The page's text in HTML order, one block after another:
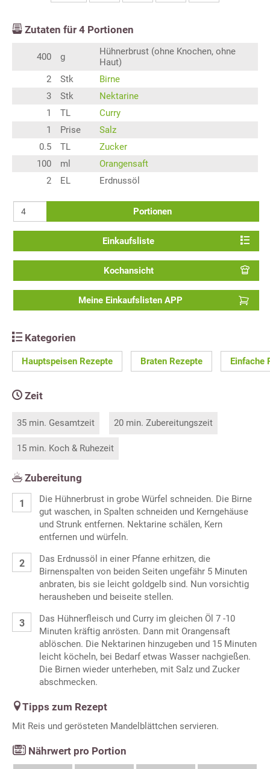
Zutaten für 4 Portionen
400 g
Hühnerbrust (ohne Knochen, ohne
Haut)
2
Stk
Birne
3
Stk
Nektarine
1
TL
Curry
1
Prise
Salz
0.5
TL
Zucker
100
ml
Orangensaft
2
EL Erdnussöl
Portionen
Einkaufsliste
Kochansicht
Meine Einkaufslisten APP
Kategorien
Hauptspeisen Rezepte Braten Rezepte Einfache
Zeit
35 min. Gesamtzeit 20 min. Zubereitungszeit
15 min. Koch & Ruhezeit
Zubereitung
Die Hühnerbrust in grobe Würfel schneiden. Die Birne
gut waschen, in Spalten schneiden und Kerngehäuse
und Strunk entfernen. Nektarine schälen, Kern
entfernen und würfeln.
Das Erdnussöl in einer Pfanne erhitzen, die
Birnenspalten von beiden Seiten ungefähr 5 Minuten
anbraten, bis sie leicht goldgelb sind. Nun vorsichtig
herausheben und beiseite stellen.
Das Hühnerfleisch und Curry im gleichen Öl 7 -10
Minuten kräftig anrösten. Dann mit Orangensaft
ablöschen. Die Nektarinen hinzugeben und 15 Minuten
leicht köcheln, bei Bedarf etwas Wasser nachgießen.
Die Birnen wieder unterheben, mit Salz und Zucker
abschmecken.
Tipps zum Rezept
Mit Reis und gerösteten Mandelblättchen servieren.
Nährwert pro Portion